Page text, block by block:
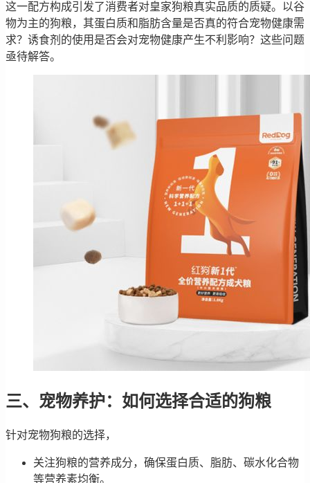
这一配方构成引发了消费者对皇家狗粮真实品质的质疑。以谷
物为主的狗粮，其蛋白质和脂肪含量是否真的符合宠物健康需
求？诱食剂的使用是否会对宠物健康产生不利影响？这些问题
亟待解答。
三、宠物养护：如何选择合适的狗粮
针对宠物狗粮的选择，
关注狗粮的营养成分，确保蛋白质、脂肪、碳水化合物
等营养素均衡。